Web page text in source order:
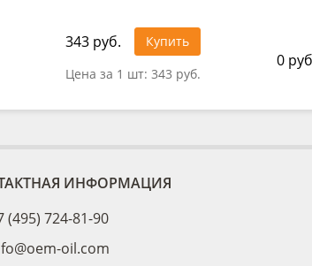
343 руб.
Купить
Цена за 1 шт: 343 руб.
0
ИНФОРМАЦИЯ
(495) 724-81-90
oil.com